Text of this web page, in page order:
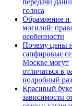
передачи
голоса
Обрамление и
могилой:
особенности
Почему цены
сапфировые
Москве могут
отличаться в
подробный
Красивый
зависимости